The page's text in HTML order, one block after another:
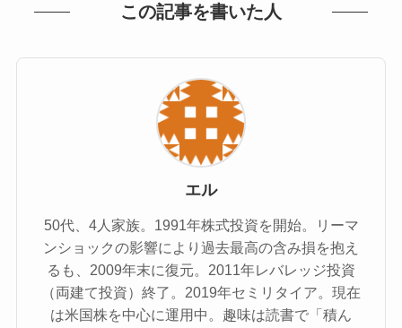
この記事を書いた人
エル
50代、4人家族。1991年株式投資を開始。リーマ
ンショックの影響により過去最高の含み損を抱え
るも、2009年末に復元。2011年レバレッジ投資
（両建て投資）終了。2019年セミリタイア。現在
は米国株を中心に運用中。趣味は読書で「積ん